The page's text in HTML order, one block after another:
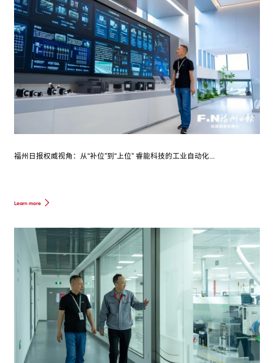
福州日报权威视角：从“补位”到“上位” 睿能科技的工业自动化...
Learn more